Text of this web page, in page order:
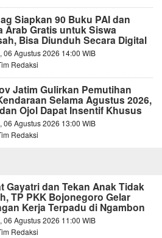
Siapkan 90 Buku PAI dan
Arab Gratis untuk Siswa
Bisa Diunduh Secara Digital
06 Agustus 2026 14:00 WIB
Redaksi
Jatim Gulirkan Pemutihan
Selama Agustus 2026,
Ojol Dapat Insentif Khusus
06 Agustus 2026 13:00 WIB
Redaksi
Gayatri dan Tekan Anak Tidak
TP PKK Bojonegoro Gelar
Kerja Terpadu di Ngambon
06 Agustus 2026 11:00 WIB
Redaksi